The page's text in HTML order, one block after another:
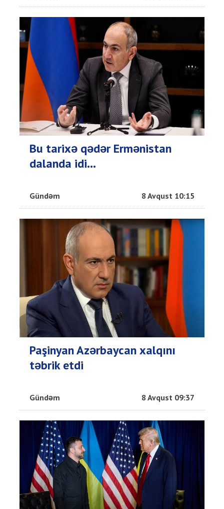
Bu tarixə qədər Ermənistan
dalanda idi...
Gündəm 8 Avqust 10:15
Paşinyan Azərbaycan xalqını
təbrik etdi
Gündəm 8 Avqust 09:37